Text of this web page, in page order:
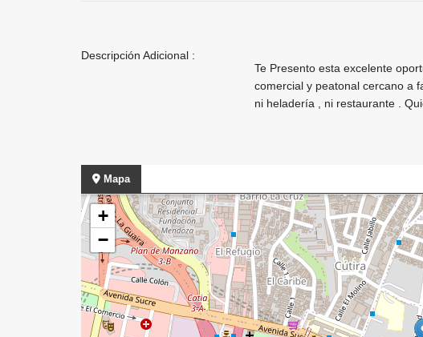
Descripción Adicional :
Te Presento esta excelente
comercial y peatonal cercano a
ni heladería , ni restaurante .
Mapa
+
−